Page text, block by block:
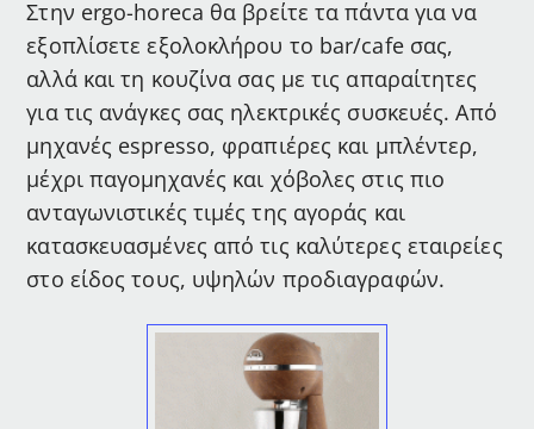
Στην ergo-horeca θα βρείτε τα πάντα για να
εξοπλίσετε εξολοκλήρου το bar/cafe σας,
αλλά και τη κουζίνα σας με τις απαραίτητες
για τις ανάγκες σας ηλεκτρικές συσκευές. Από
μηχανές espresso, φραπιέρες και μπλέντερ,
μέχρι παγομηχανές και χόβολες στις πιο
ανταγωνιστικές τιμές της αγοράς και
κατασκευασμένες από τις καλύτερες εταιρείες
στο είδος τους, υψηλών προδιαγραφών.